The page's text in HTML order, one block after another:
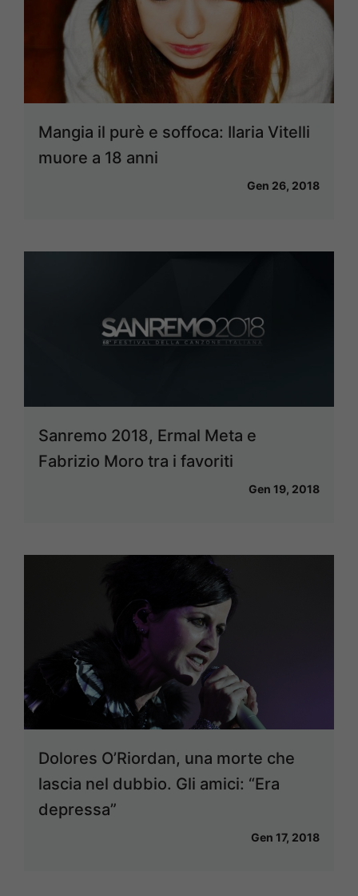
Mangia il purè e soffoca: Ilaria Vitelli
muore a 18 anni
Gen 26, 2018
Sanremo 2018, Ermal Meta e
Fabrizio Moro tra i favoriti
Gen 19, 2018
Dolores O’Riordan, una morte che
lascia nel dubbio. Gli amici: “Era
depressa”
Gen 17, 2018